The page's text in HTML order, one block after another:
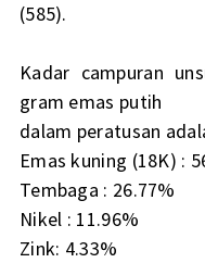
(585).
Kadar campuran
gram emas putih
dalam peratusan
Emas kuning (18K) :
Tembaga : 26.77%
Nikel : 11.96%
Zink: 4.33%